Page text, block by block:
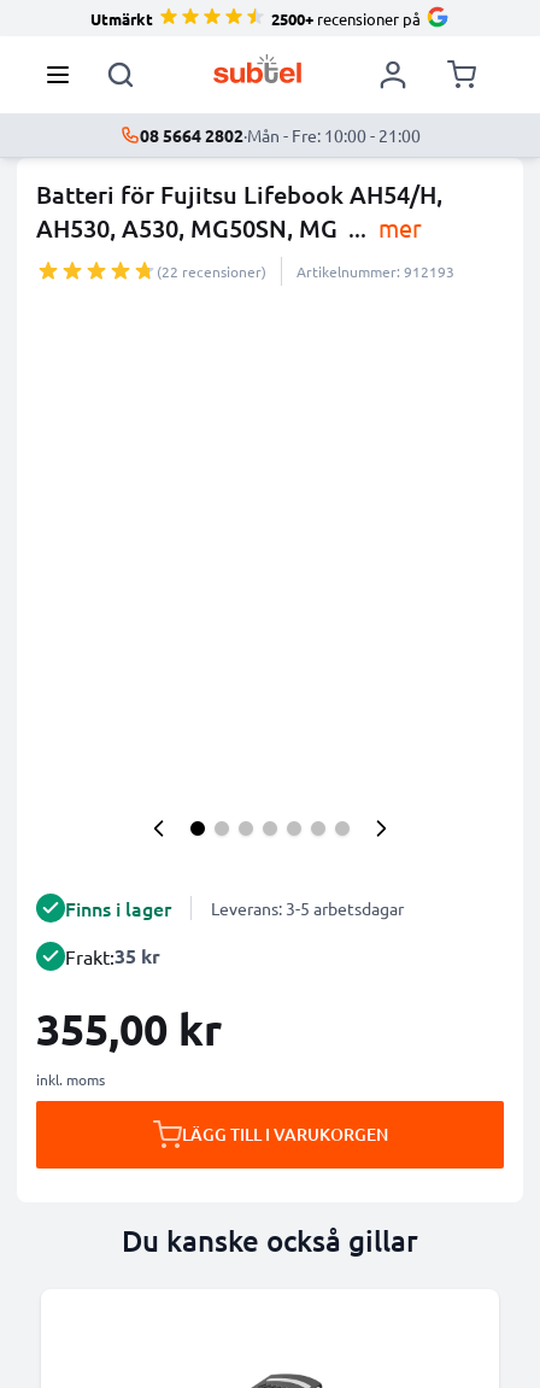
Utmärkt 2500+ recensioner på
08 5664 2802·Mån - Fre: 10:00 - 21:00
Batteri för Fujitsu Lifebook AH54/H,
AH530, A530, MG50SN, MG ... mer
(22 recensioner) Artikelnummer: 912193
Finns i lager Leverans: 3-5 arbetsdagar
Frakt:35 kr
355,00 kr
inkl. moms
LÄGG TILL I VARUKORGEN
Du kanske också gillar